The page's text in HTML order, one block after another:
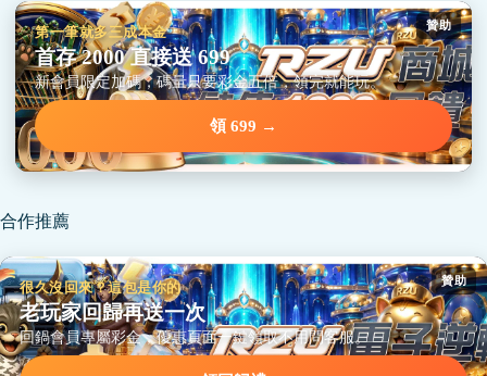
贊助
第一筆就多三成本金
首存 2000 直接送 699
新會員限定加碼，碼量只要彩金五倍，領完就能玩。
領 699 →
合作推薦
贊助
很久沒回來？這包是你的
老玩家回歸再送一次
回鍋會員專屬彩金，優惠頁面一鍵領取不用問客服。